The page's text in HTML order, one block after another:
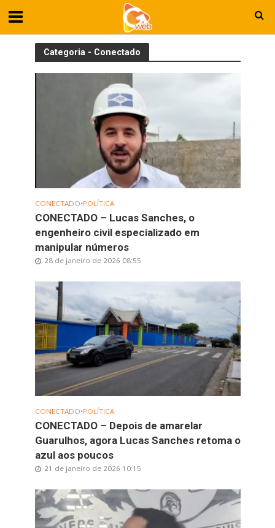
Categoria - Conectado
CONECTADO•POLÍTICA
CONECTADO – Lucas Sanches, o
engenheiro civil especializado em
manipular números
28 de janeiro de 2026 08:55
CONECTADO•POLÍTICA
CONECTADO – Depois de amarelar
Guarulhos, agora Lucas Sanches retoma o
azul aos poucos
21 de janeiro de 2026 10:15